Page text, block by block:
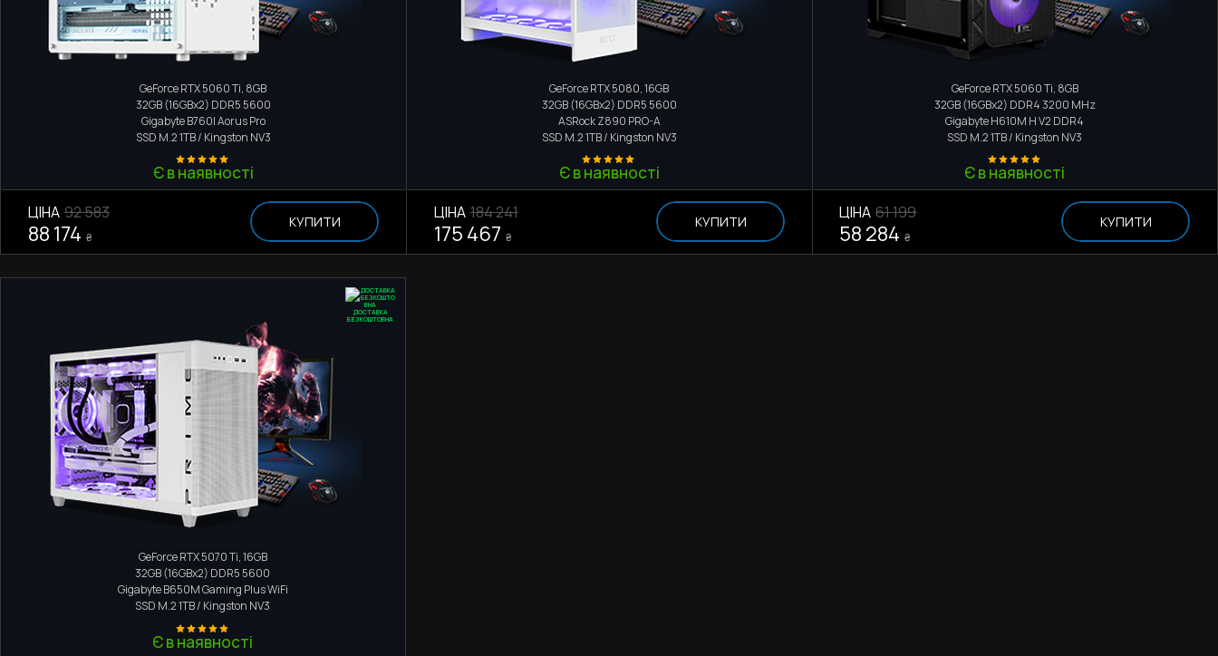
Компактний ПК
GeForce RTX 5060 Ti, 8GB
32GB (16GBx2) DDR5 5600
Gigabyte B760I Aorus Pro
SSD M.21TB / Kingston NV3
Є в наявності
ЦІНА 92 583
88 174 ₴
КУПИТИ
Тихий комп'ютер
GeForce RTX 5080, 16GB
32GB (16GBx2) DDR5 5600
ASRock Z890 PRO-A
SSD M.21TB / Kingston NV3
Є в наявності
ЦІНА 184 241
175 467 ₴
КУПИТИ
Ігровий комп'ютер
GeForce RTX 5060 Ti, 8GB
32GB (16GBx2) DDR4 3200 MHz
Gigabyte H610M H V2 DDR4
SSD M.21TB / Kingston NV3
Є в наявності
ЦІНА 61 199
58 284 ₴
КУПИТИ
ДОСТАВКА
БЕЗКОШТОВНА
Компактний ПК
GeForce RTX 5070 Ti, 16GB
32GB (16GBx2) DDR5 5600
Gigabyte B650M Gaming Plus WiFi
SSD M.21TB / Kingston NV3
Є в наявності